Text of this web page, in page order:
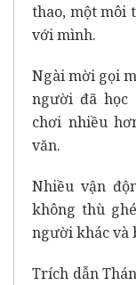
thao, một môi
với mình.
Ngài mời gọi
người đã học
chơi nhiều
văn.
Nhiều vận
không thù
người khác và
Trích dẫn